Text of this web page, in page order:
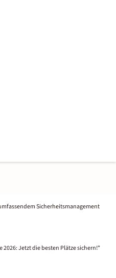
Sicherheitsmanagement
Jetzt die besten Plätze sichern!"